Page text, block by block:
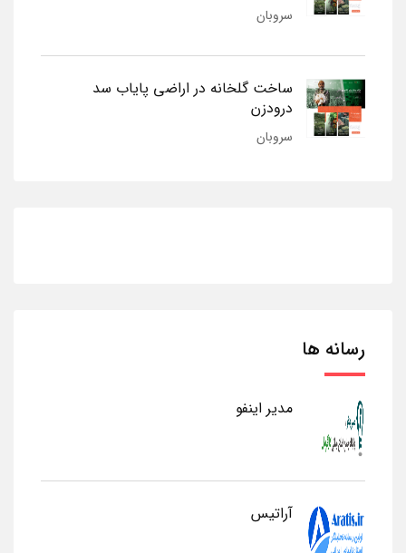
سروبان
ساخت گلخانه در اراضی پایاب سد
درودزن
سروبان
رسانه ها
مدیر اینفو
آراتیس